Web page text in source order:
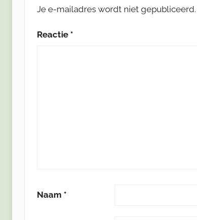
Je e-mailadres wordt niet gepubliceerd.
Reactie *
Naam *